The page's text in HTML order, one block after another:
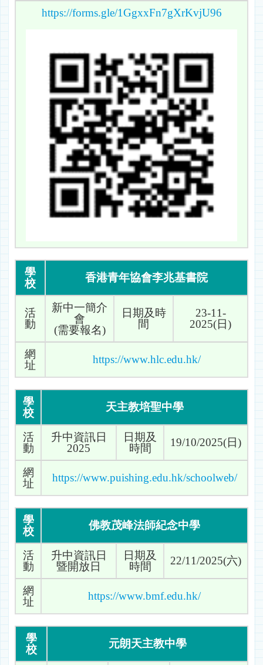
https://forms.gle/1GgxxFn7gXrKvjU96
學
校
香港青年協會李兆基書院
活
動
新中一簡介
會
(需要報名)
日期及時
間
23-11-
2025(日)
網
址
https://www.hlc.edu.hk/
學
校
天主教培聖中學
活
動
升中資訊日
2025
日期及
時間
19/10/2025(日)
網
址
https://www.puishing.edu.hk/schoolweb/
學
校
佛教茂峰法師紀念中學
活
動
升中資訊日
暨開放日
日期及
時間
22/11/2025(六)
網
址
https://www.bmf.edu.hk/
學
校
元朗天主教中學